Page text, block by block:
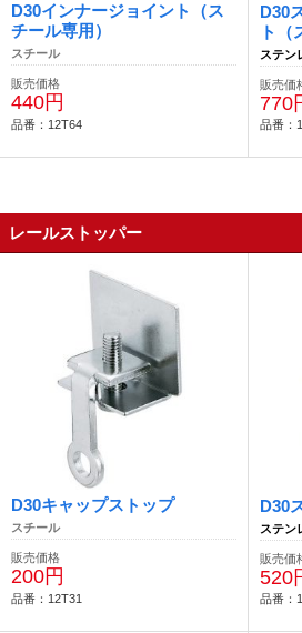
D30インナージョイント（ス
チール専用）
スチール
販売価格
440円
品番：12T64
D30
ト（
ステン
販売価
770
品番：
レールストッパー
D30キャップストップ
スチール
販売価格
200円
品番：12T31
D30
ステン
販売価
520
品番：